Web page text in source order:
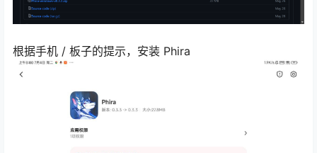
根据手机 / 板子的提示，安装 Phira